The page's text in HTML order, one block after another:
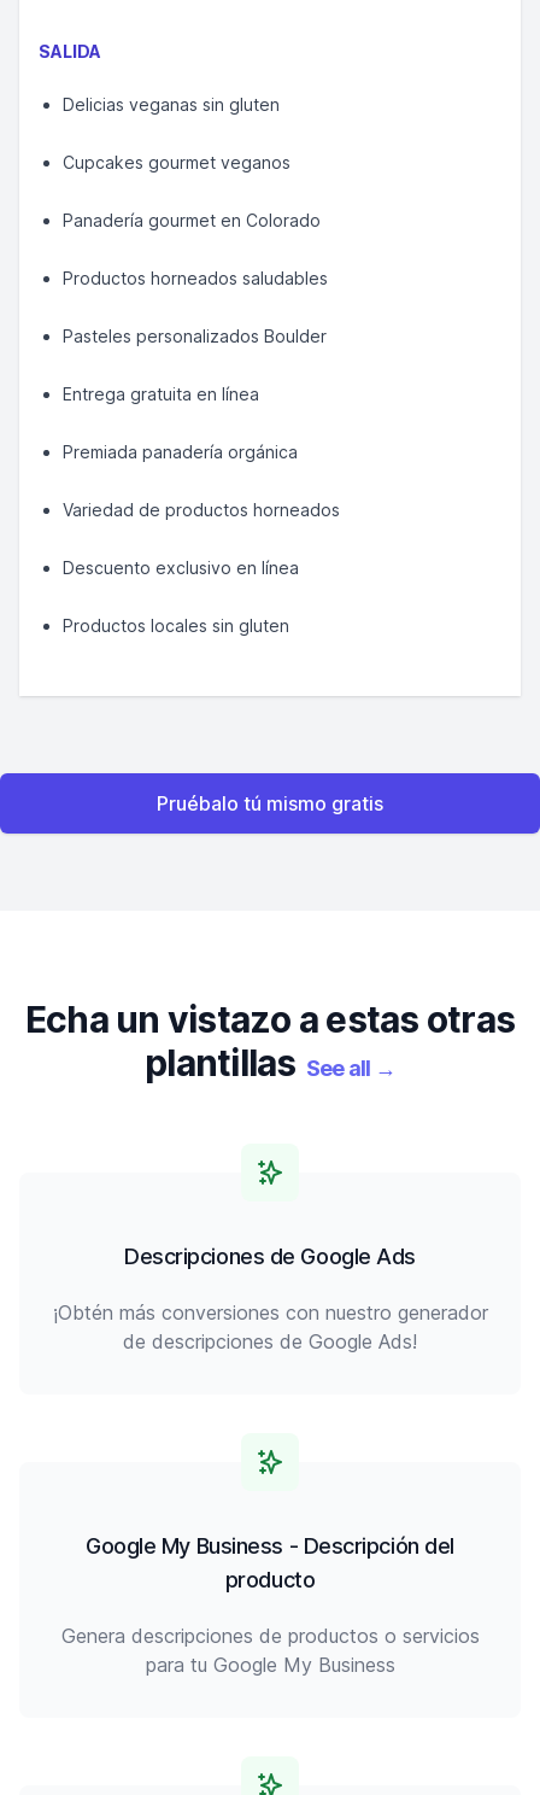
SALIDA
Delicias veganas sin gluten
Cupcakes gourmet veganos
Panadería gourmet en Colorado
Productos horneados saludables
Pasteles personalizados Boulder
Entrega gratuita en línea
Premiada panadería orgánica
Variedad de productos horneados
Descuento exclusivo en línea
Productos locales sin gluten
Pruébalo tú mismo gratis
Echa un vistazo a estas otras
plantillas See all →
Descripciones de Google Ads
¡Obtén más conversiones con nuestro generador
de descripciones de Google Ads!
Google My Business - Descripción del
producto
Genera descripciones de productos o servicios
para tu Google My Business